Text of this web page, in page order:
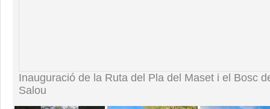
Inauguració de la Ruta del Pla del Maset i el Bosc
Salou